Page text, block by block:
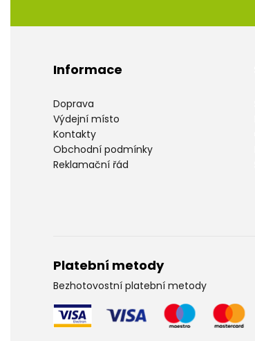
Informace
Doprava
Výdejní místo
Kontakty
Obchodní podmínky
Reklamační řád
Platební metody
Bezhotovostní platební metody